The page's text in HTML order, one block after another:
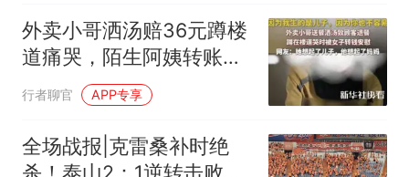
外卖小哥洒汤赔36元蹲楼
道痛哭，陌生阿姨转账一
席话看哭网友
行者聊官 APP专享
全场战报|克雷桑补时绝